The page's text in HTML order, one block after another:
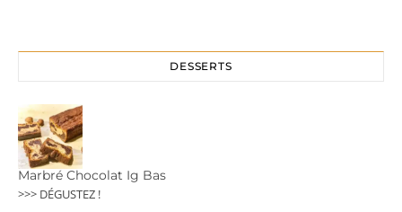
DESSERTS
Marbré Chocolat Ig Bas
>>> DÉGUSTEZ !